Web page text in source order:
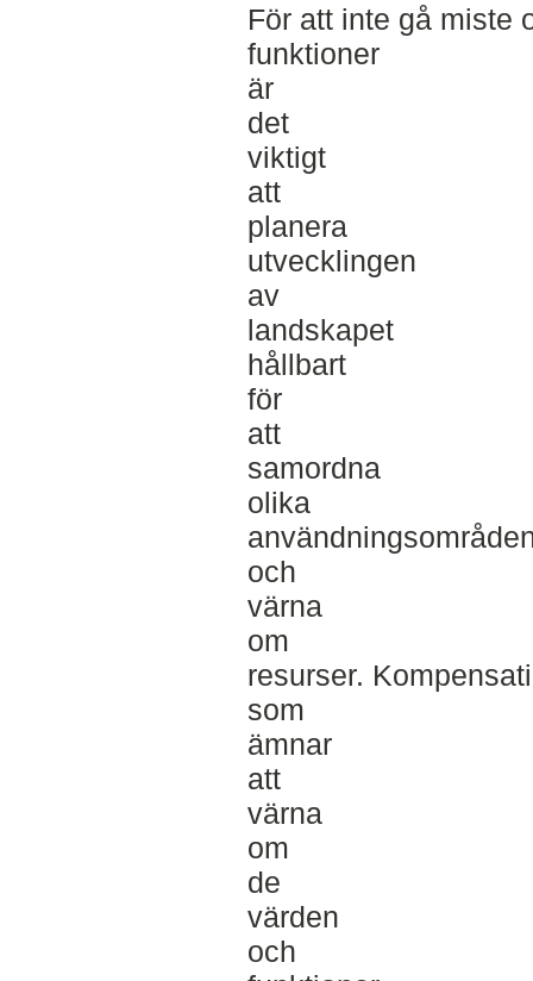
För att inte gå miste
funktioner
är
det
viktigt
att
planera
utvecklingen
av
landskapet
hållbart
för
att
samordna
olika
och
värna
om
resurser.
som
ämnar
att
värna
om
de
värden
och